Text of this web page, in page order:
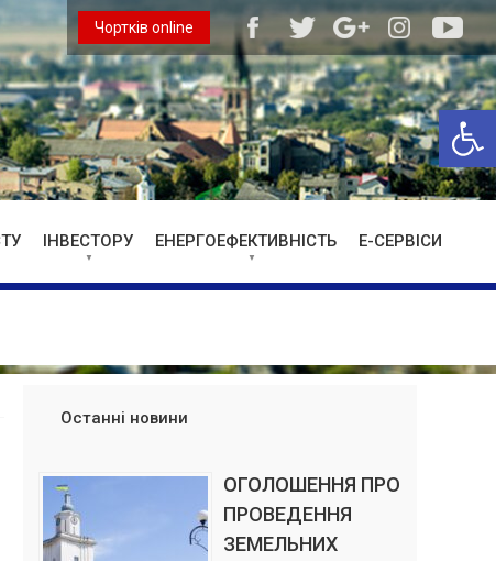
Чортків online
ІНВЕСТОРУ ЕНЕРГОЕФЕКТИВНІСТЬ Е-СЕРВІСИ
Останні новини
ОГОЛОШЕННЯ ПРО
ПРОВЕДЕННЯ
ЗЕМЕЛЬНИХ